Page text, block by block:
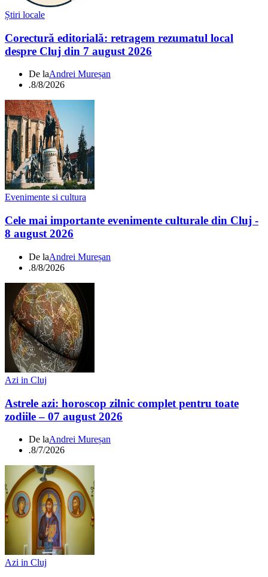
Știri locale
Corectură editorială: retragem rezumatul local
despre Cluj din 7 august 2026
De laAndrei Mureșan
.8/8/2026
Evenimente si cultura
Cele mai importante evenimente culturale din Cluj -
8 august 2026
De laAndrei Mureșan
.8/8/2026
Azi in Cluj
Astrele azi: horoscop zilnic complet pentru toate
zodiile – 07 august 2026
De laAndrei Mureșan
.8/7/2026
Azi in Cluj